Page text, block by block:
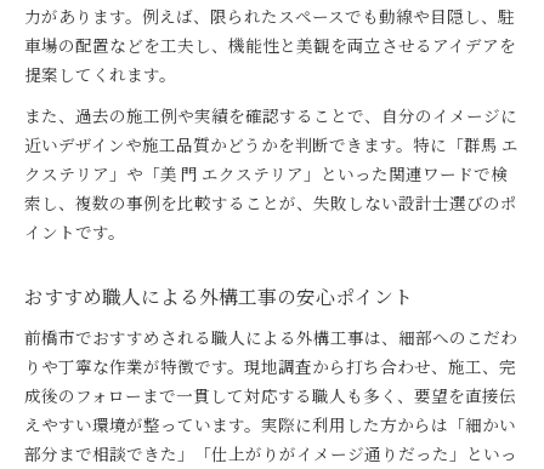
力があります。例えば、限られたスペースでも動線や目隠し、駐
車場の配置などを工夫し、機能性と美観を両立させるアイデアを
提案してくれます。
また、過去の施工例や実績を確認することで、自分のイメージに
近いデザインや施工品質かどうかを判断できます。特に「群馬 エ
クステリア」や「美 門 エクステリア」といった関連ワードで検
索し、複数の事例を比較することが、失敗しない設計士選びのポ
イントです。
おすすめ職人による外構工事の安心ポイント
前橋市でおすすめされる職人による外構工事は、細部へのこだわ
りや丁寧な作業が特徴です。現地調査から打ち合わせ、施工、完
成後のフォローまで一貫して対応する職人も多く、要望を直接伝
えやすい環境が整っています。実際に利用した方からは「細かい
部分まで相談できた」「仕上がりがイメージ通りだった」といっ